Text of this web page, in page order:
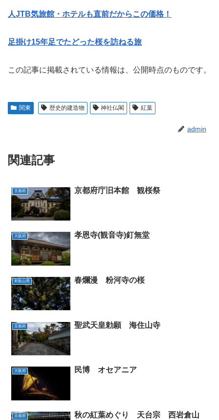
人JTB気旅館・ホテルも直前だからこの価格！
足掛け15年足でたどった桜を訪ねる旅
この記事に掲載されている情報は、公開時点のものです。
関東 歴史的建造物 神社仏閣 紅葉
admin
関連記事
京都府 京都府庁旧本館 観桜祭
大阪府 孝恩寺(観音寺)釘無堂
和歌山県 春爛漫 粉河寺の桜
京都府 聖武天皇勅願 海住山寺
大阪府 民博 オセアニア
京都府
秋の紅葉めぐり 天台宗 西岩倉山